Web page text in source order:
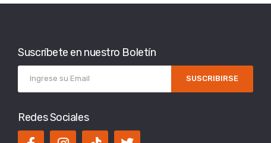
Suscríbete en nuestro Boletín
SUSCRIBIRSE
Redes Sociales